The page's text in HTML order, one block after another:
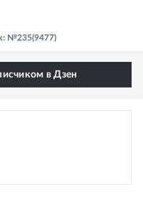
№235(9477)
в Дзен